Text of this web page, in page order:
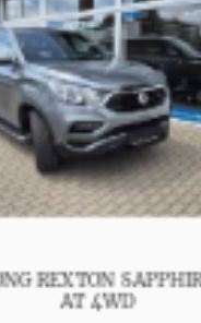
2.2 D 7